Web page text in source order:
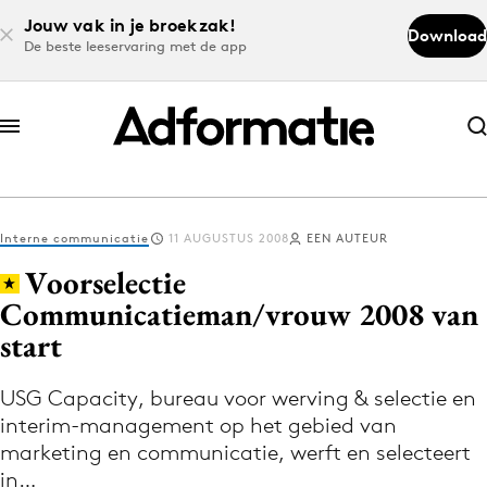
Jouw vak in je broekzak!
De beste leeservaring met de app
Download
Abonneer nu
Abonneer nu
Log in
Volg het laatste nieuws via de Adformatie
Nieuws app
Interne communicatie 11 AUGUSTUS 2008 EEN AUTEUR
Voorselectie
Communicatieman/vrouw 2008 van
start
USG Capacity, bureau voor werving & selectie en
interim-management op het gebied van
marketing en communicatie, werft en selecteert
in…